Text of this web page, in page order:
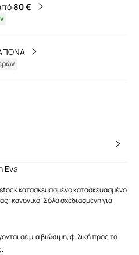
80 €
Eva
κατασκευασμένο κατασκευασμένο
κανονικό. Σόλα σχεδιασμένη για
σε μια βιώσιμη, φιλική προς το